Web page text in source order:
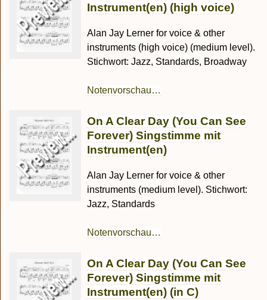
Instrument(en) (high voice)
Alan Jay Lerner for voice & other
instruments (high voice) (medium level).
Stichwort: Jazz, Standards, Broadway
Notenvorschau…
On A Clear Day (You Can See
Forever) Singstimme mit
Instrument(en)
Alan Jay Lerner for voice & other
instruments (medium level). Stichwort:
Jazz, Standards
Notenvorschau…
On A Clear Day (You Can See
Forever) Singstimme mit
Instrument(en) (in C)